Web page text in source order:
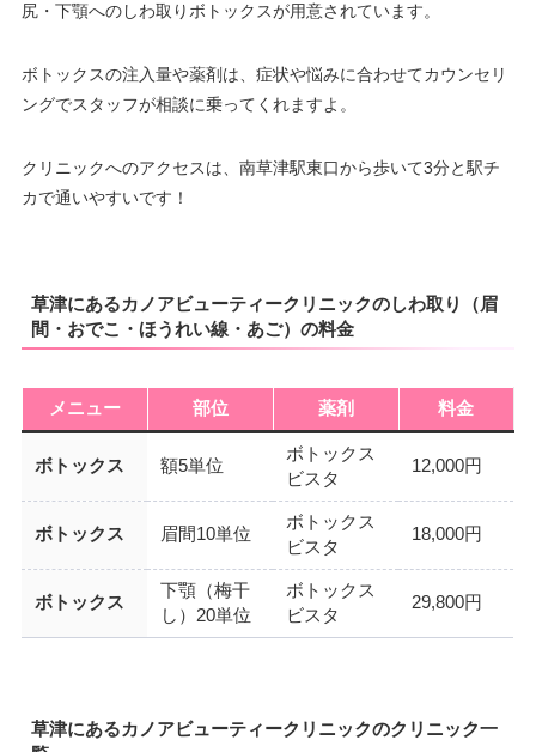
尻・下顎へのしわ取りボトックスが用意されています。
ボトックスの注入量や薬剤は、症状や悩みに合わせてカウンセリ
ングでスタッフが相談に乗ってくれますよ。
クリニックへのアクセスは、南草津駅東口から歩いて3分と駅チ
カで通いやすいです！
草津にあるカノアビューティークリニックのしわ取り（眉
間・おでこ・ほうれい線・あご）の料金
メニュー 部位 薬剤 料金
ボトックス 額5単位
ボトックス
ビスタ
12,000円
ボトックス 眉間10単位
ボトックス
ビスタ
18,000円
ボトックス
下顎（梅干
し）20単位
ボトックス
ビスタ
29,800円
草津にあるカノアビューティークリニックのクリニック一